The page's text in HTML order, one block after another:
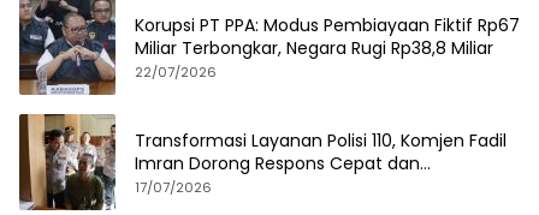
Korupsi PT PPA: Modus Pembiayaan Fiktif Rp67
Miliar Terbongkar, Negara Rugi Rp38,8 Miliar
22/07/2026
Transformasi Layanan Polisi 110, Komjen Fadil
Imran Dorong Respons Cepat dan
Terintegrasi
17/07/2026